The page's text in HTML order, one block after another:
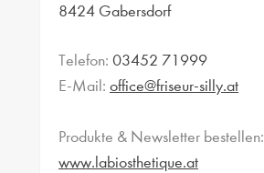
8424 Gabersdorf
Telefon: 03452 71999
E-Mail: office@friseur-silly.at
Produkte & Newsletter bestellen:
www.labiosthetique.at